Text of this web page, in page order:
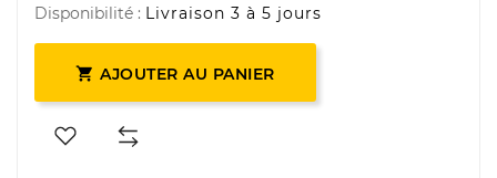
Disponibilité : Livraison 3 à 5 jours
 AJOUTER AU PANIER